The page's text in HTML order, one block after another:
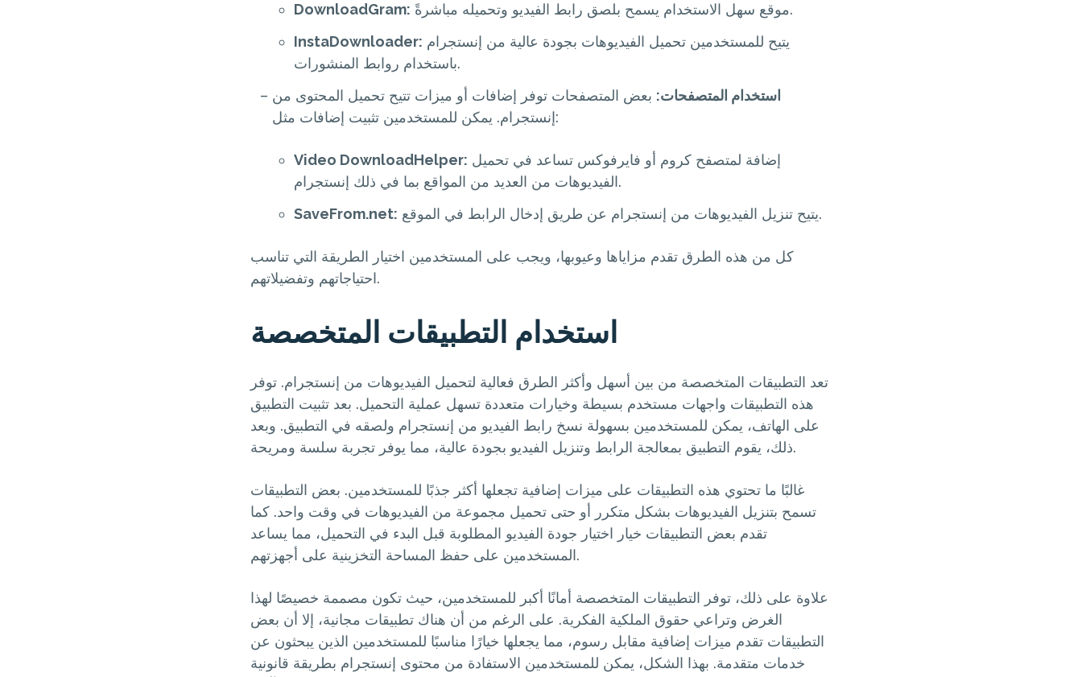
DownloadGram:
موقع سهل الاستخدام يسمح بلصق رابط الفيديو وتحميله مباشرةً.
InstaDownloader:
باستخدام روابط المنشورات.
استخدام المتصفحات: بعض المتصفحات توفر إضافات أو ميزات تتيح تحميل المحتوى من
إنستجرام. يمكن للمستخدمين تثبيت إضافات مثل:
Video DownloadHelper:
الفيديوهات من العديد من المواقع بما في ذلك إنستجرام.
SaveFrom.net:
يتيح تنزيل الفيديوهات من إنستجرام عن طريق إدخال الرابط في الموقع.
كل من هذه الطرق تقدم مزاياها وعيوبها، ويجب على المستخدمين اختيار الطريقة التي تناسب
احتياجاتهم وتفضيلاتهم.
استخدام التطبيقات المتخصصة
تعد التطبيقات المتخصصة من بين أسهل وأكثر الطرق فعالية لتحميل الفيديوهات من إنستجرام. توفر
هذه التطبيقات واجهات مستخدم بسيطة وخيارات متعددة تسهل عملية التحميل. بعد تثبيت التطبيق
على الهاتف، يمكن للمستخدمين بسهولة نسخ رابط الفيديو من إنستجرام ولصقه في التطبيق. وبعد
ذلك، يقوم التطبيق بمعالجة الرابط وتنزيل الفيديو بجودة عالية، مما يوفر تجربة سلسة ومريحة.
غالبًا ما تحتوي هذه التطبيقات على ميزات إضافية تجعلها أكثر جذبًا للمستخدمين. بعض التطبيقات
تسمح بتنزيل الفيديوهات بشكل متكرر أو حتى تحميل مجموعة من الفيديوهات في وقت واحد. كما
تقدم بعض التطبيقات خيار اختيار جودة الفيديو المطلوبة قبل البدء في التحميل، مما يساعد
المستخدمين على حفظ المساحة التخزينية على أجهزتهم.
علاوة على ذلك، توفر التطبيقات المتخصصة أمانًا أكبر للمستخدمين، حيث تكون مصممة خصيصًا لهذا
الغرض وتراعي حقوق الملكية الفكرية. على الرغم من أن هناك تطبيقات مجانية، إلا أن بعض
التطبيقات تقدم ميزات إضافية مقابل رسوم، مما يجعلها خيارًا مناسبًا للمستخدمين الذين يبحثون عن
خدمات متقدمة. بهذا الشكل، يمكن للمستخدمين الاستفادة من محتوى إنستجرام بطريقة قانونية